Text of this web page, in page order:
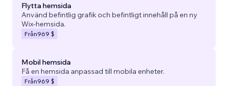
Flytta hemsida
Använd befintlig grafik och befintligt innehåll på en ny
Wix-hemsida.
Från969 $
Mobil hemsida
Få en hemsida anpassad till mobila enheter.
Från969 $